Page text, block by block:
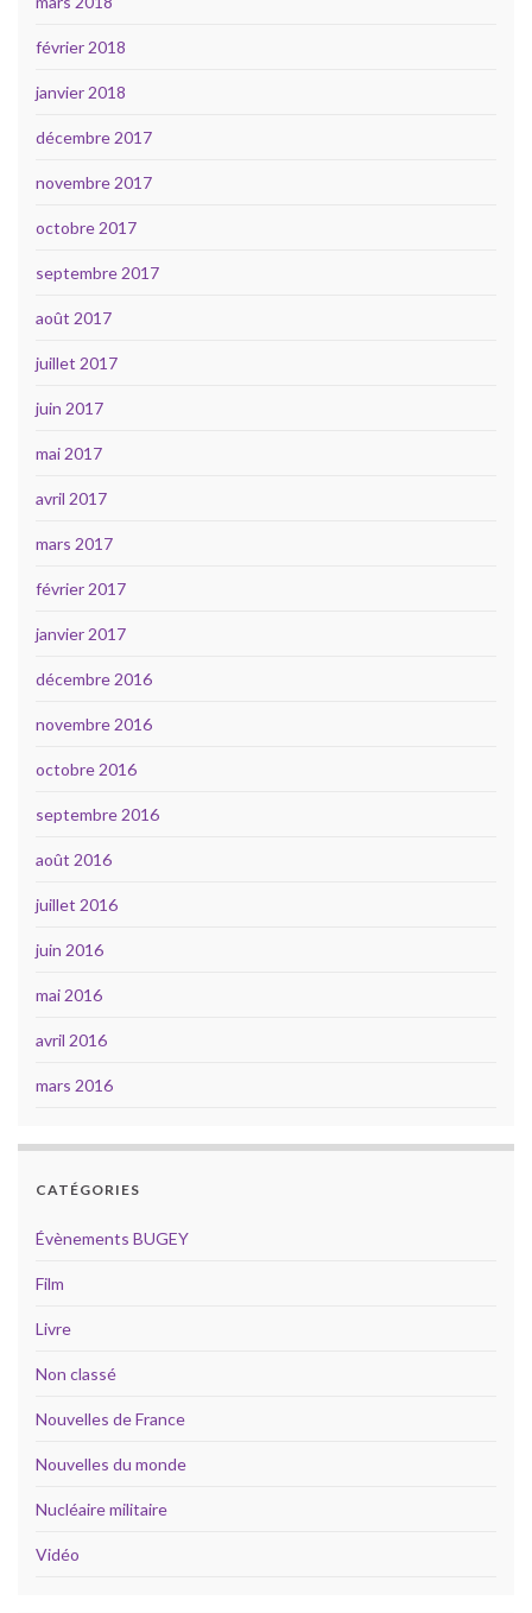
février 2018
janvier 2018
décembre 2017
novembre 2017
octobre 2017
septembre 2017
août 2017
juillet 2017
juin 2017
mai 2017
avril 2017
mars 2017
février 2017
janvier 2017
décembre 2016
novembre 2016
octobre 2016
septembre 2016
août 2016
juillet 2016
juin 2016
mai 2016
avril 2016
mars 2016
CATÉGORIES
Évènements BUGEY
Film
Livre
Non classé
Nouvelles de France
Nouvelles du monde
Nucléaire militaire
Vidéo